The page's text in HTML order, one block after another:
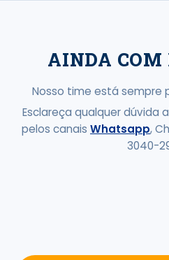
AINDA COM
Nosso time está sempre
Esclareça qualquer dúvida
pelos canais Whatsapp,
3040-